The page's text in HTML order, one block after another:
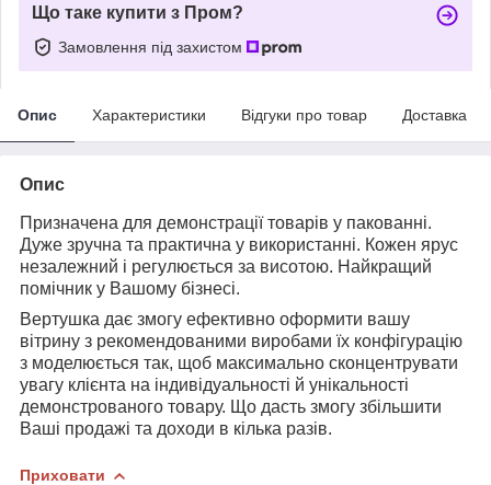
Що таке купити з Пром?
Замовлення під захистом
Опис Характеристики Відгуки про товар Доставка
Опис
Призначена для демонстрації товарів у пакованні.
Дуже зручна та практична у використанні. Кожен ярус
незалежний і регулюється за висотою. Найкращий
помічник у Вашому бізнесі.
Вертушка дає змогу ефективно оформити вашу
вітрину з рекомендованими виробами їх конфігурацію
з моделюється так, щоб максимально сконцентрувати
увагу клієнта на індивідуальності й унікальності
демонстрованого товару. Що дасть змогу збільшити
Ваші продажі та доходи в кілька разів.
Приховати